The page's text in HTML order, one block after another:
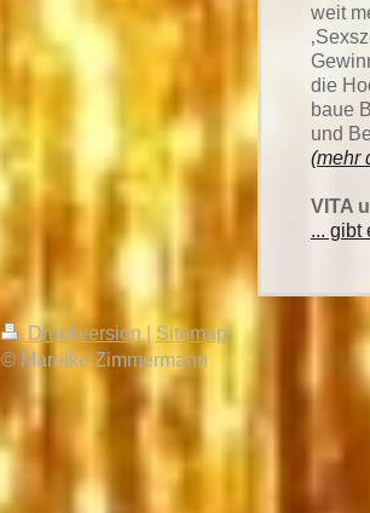
weit
die
baue
und
(mehr
VITA
... gibt
Druckversion
Sitemap
© Mareike Zimmermann